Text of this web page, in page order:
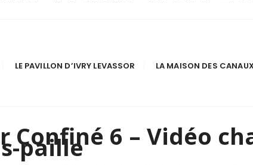
LE PAVILLON D’IVRY LEVASSOR LA MAISON DES
6 – Vidéo
paille